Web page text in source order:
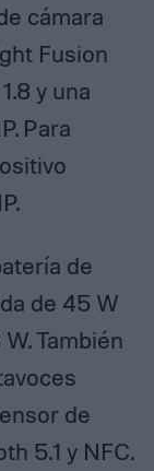
cámara
Fusion
y una
Para
de
de 45 W
También
de
5.1 y NFC.